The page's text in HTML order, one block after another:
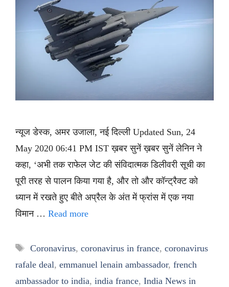
न्यूज डेस्क, अमर उजाला, नई दिल्ली Updated Sun, 24
May 2020 06:41 PM IST ख़बर सुनें ख़बर सुनें लेनिन ने
कहा, ‘अभी तक राफेल जेट की संविदात्मक डिलीवरी सूची का
पूरी तरह से पालन किया गया है, और तो और कॉन्ट्रैक्ट को
ध्यान में रखते हुए बीते अप्रैल के अंत में फ्रांस में एक नया
विमान … Read more
Tags
Coronavirus, coronavirus in france, coronavirus
rafale deal, emmanuel lenain ambassador, french
ambassador to india, india france, India News in